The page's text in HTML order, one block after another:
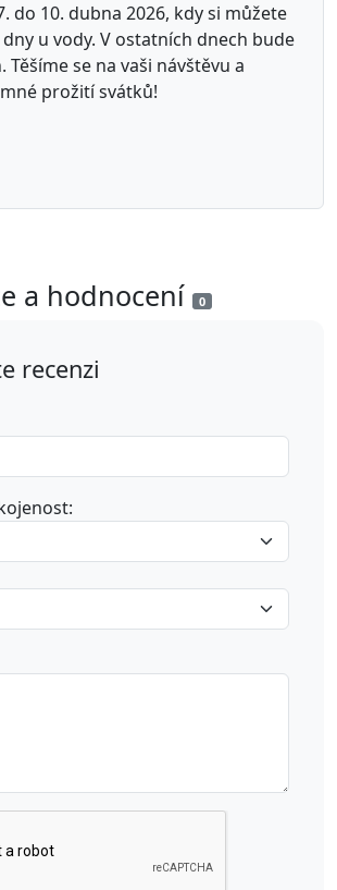
do 10. dubna 2026, kdy si můžete
u vody. V ostatních dnech bude
Těšíme se na vaši návštěvu a
prožití svátků!
a hodnocení 0
recenzi